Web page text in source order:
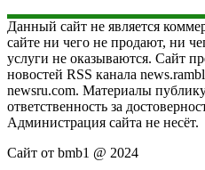
Данный сайт не является
сайте ни чего не продают, ни
услуги не оказываются. Сайт
новостей RSS канала
newsru.com. Материалы
ответственность за
Администрация сайта не несёт.
Сайт от bmb1 @ 2024